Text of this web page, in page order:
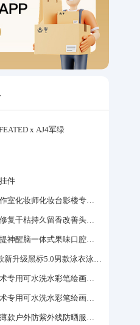
x AJ4军绿
件
现代婚纱彩妆美容院工作室化妆师化妆台影楼专业化妆师专用梳妆台
护发精油女防毛躁柔顺修复干枯持久留香改善头发毛躁柔顺剂神器
天目山电子雾化器薄荷提神醒脑一体式果味口腔喷雾吸入式戒烟神器
Speedo/速比涛 汪顺同款新升级黑标5.0男款泳衣泳裤温泉游泳套装
丙烯马克笔学生儿童美术专用可水洗水彩笔绘画彩色涂鸦画笔不透色可叠色防水手绘diy丙烯颜料笔水性填色笔
丙烯马克笔学生儿童美术专用可水洗水彩笔绘画彩色涂鸦画笔不透色可叠色防水手绘diy丙烯颜料笔水性填色笔
粉色冰丝防晒衣女款夏薄款户外防紫外线防晒服修身紧身短外套上衣